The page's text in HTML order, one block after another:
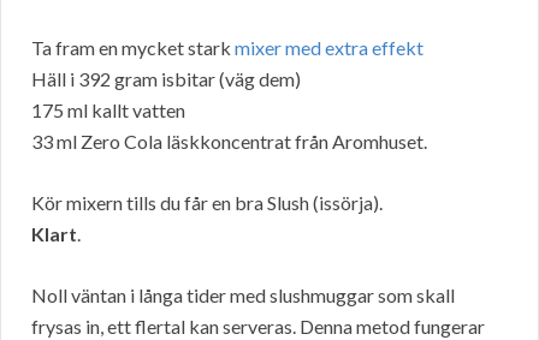
Ta fram en mycket stark mixer med extra effekt
Häll i 392 gram isbitar (väg dem)
175 ml kallt vatten
33 ml Zero Cola läskkoncentrat från Aromhuset.
Kör mixern tills du får en bra Slush (issörja).
Klart.
Noll väntan i långa tider med slushmuggar som skall
frysas in, ett flertal kan serveras. Denna metod fungerar